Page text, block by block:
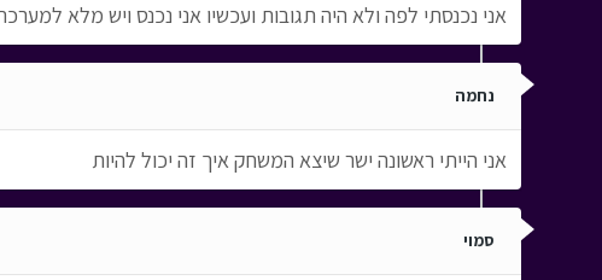
אני נכנסתי לפה ולא היה תגובות ועכשיו אני נכנס ויש מלא
נחמה
אני הייתי ראשונה ישר שיצא המשחק איך זה יכול להיות
סמוי